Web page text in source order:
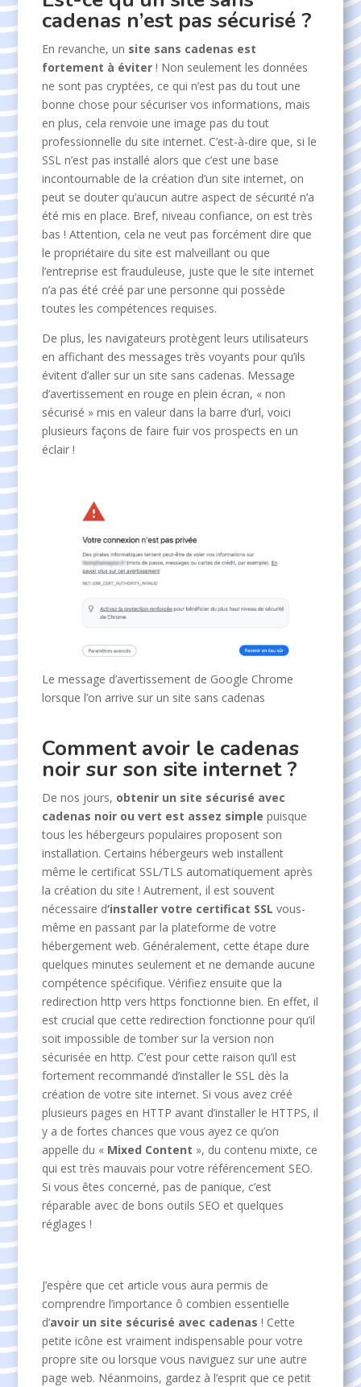
cadenas n’est pas sécurisé ?
En revanche, un site sans cadenas est
fortement à éviter ! Non seulement les données
ne sont pas cryptées, ce qui n’est pas du tout une
bonne chose pour sécuriser vos informations, mais
en plus, cela renvoie une image pas du tout
professionnelle du site internet. C’est-à-dire que, si le
SSL n’est pas installé alors que c’est une base
incontournable de la création d’un site internet, on
peut se douter qu’aucun autre aspect de sécurité n’a
été mis en place. Bref, niveau confiance, on est très
bas ! Attention, cela ne veut pas forcément dire que
le propriétaire du site est malveillant ou que
l’entreprise est frauduleuse, juste que le site internet
n’a pas été créé par une personne qui possède
toutes les compétences requises.
De plus, les navigateurs protègent leurs utilisateurs
en affichant des messages très voyants pour qu’ils
évitent d’aller sur un site sans cadenas. Message
d’avertissement en rouge en plein écran, « non
sécurisé » mis en valeur dans la barre d’url, voici
plusieurs façons de faire fuir vos prospects en un
éclair !
Le message d’avertissement de Google Chrome
lorsque l’on arrive sur un site sans cadenas
Comment avoir le cadenas
noir sur son site internet ?
De nos jours, obtenir un site sécurisé avec
cadenas noir ou vert est assez simple puisque
tous les hébergeurs populaires proposent son
installation. Certains hébergeurs web installent
même le certificat SSL/TLS automatiquement après
la création du site ! Autrement, il est souvent
nécessaire d‘installer votre certificat SSL vous-
même en passant par la plateforme de votre
hébergement web. Généralement, cette étape dure
quelques minutes seulement et ne demande aucune
compétence spécifique. Vérifiez ensuite que la
redirection http vers https fonctionne bien. En effet, il
est crucial que cette redirection fonctionne pour qu’il
soit impossible de tomber sur la version non
sécurisée en http. C’est pour cette raison qu’il est
fortement recommandé d’installer le SSL dès la
création de votre site internet. Si vous avez créé
plusieurs pages en HTTP avant d’installer le HTTPS, il
y a de fortes chances que vous ayez ce qu’on
appelle du « Mixed Content », du contenu mixte, ce
qui est très mauvais pour votre référencement SEO.
Si vous êtes concerné, pas de panique, c’est
réparable avec de bons outils SEO et quelques
réglages !
J’espère que cet article vous aura permis de
comprendre l’importance ô combien essentielle
d’avoir un site sécurisé avec cadenas ! Cette
petite icône est vraiment indispensable pour votre
propre site ou lorsque vous naviguez sur une autre
page web. Néanmoins, gardez à l’esprit que ce petit